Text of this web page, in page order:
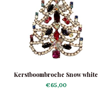
Kerstboombroche Snow white
€65,00